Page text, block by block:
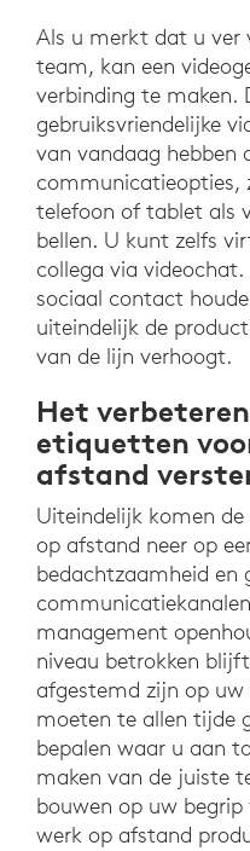
Als u merkt dat u ver
team, kan een
verbinding te maken.
gebruiksvriendelijke
van vandaag hebben
communicatieopties,
telefoon of tablet als
bellen. U kunt zelfs
collega via
sociaal contact
uiteindelijk de
van de lijn verhoogt.
Het
etiquetten
afstand
Uiteindelijk komen de
op afstand neer op
bedachtzaamheid en
management
niveau betrokken
afgestemd zijn op
moeten te allen tijde
bepalen waar u aan
maken van de juiste
bouwen op uw
werk op afstand